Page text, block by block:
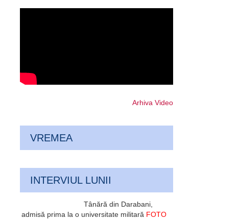
Arhiva Video
VREMEA
INTERVIUL LUNII
Tânără din Darabani,
admisă prima la o universitate militară FOTO